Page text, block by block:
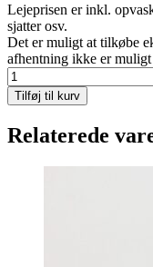
Lejeprisen er inkl.
sjatter osv.
Det er muligt at tilkøbe
afhentning ikke er
Bodum
ske
antal
Tilføj til kurv
Relaterede